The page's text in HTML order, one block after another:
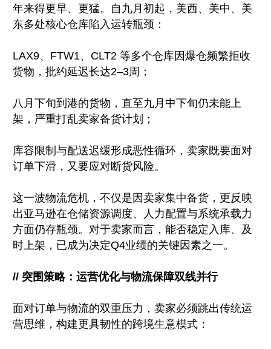
年来得更早、更猛。自九月初起，美西、美中、美
东多处核心仓库陷入运转瓶颈：
LAX9、FTW1、CLT2 等多个仓库因爆仓频繁拒收
货物，批约延迟长达2–3周；
八月下旬到港的货物，直至九月中下旬仍未能上
架，严重打乱卖家备货计划；
库容限制与配送迟缓形成恶性循环，卖家既要面对
订单下滑，又要应对断货风险。
这一波物流危机，不仅是因卖家集中备货，更反映
出亚马逊在仓储资源调度、人力配置与系统承载力
方面仍存瓶颈。对于卖家而言，能否稳定入库、及
时上架，已成为决定Q4业绩的关键因素之一。
// 突围策略：运营优化与物流保障双线并行
面对订单与物流的双重压力，卖家必须跳出传统运
营思维，构建更具韧性的跨境生意模式：